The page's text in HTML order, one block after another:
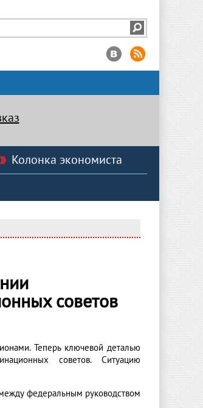
Колонка экономиста
советов
Теперь ключевой деталью
советов. Ситуацию
федеральным руководством